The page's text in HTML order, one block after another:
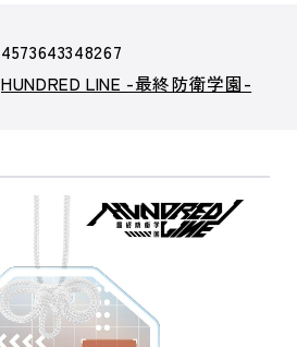
4573643348267
HUNDRED LINE -最終防衛学園-